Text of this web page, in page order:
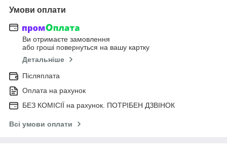
Умови оплати
Ви отримаєте замовлення
або гроші повернуться на вашу картку
Детальніше
Післяплата
Оплата на рахунок
БЕЗ КОМІСІЇ на рахунок. ПОТРІБЕН ДЗВІНОК
Всі умови оплати